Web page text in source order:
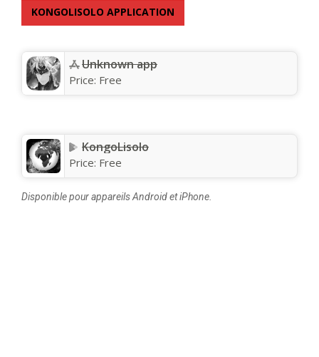
KONGOLISOLO APPLICATION
Unknown app
Price: Free
KongoLisolo
Price: Free
Disponible pour appareils Android et iPhone.